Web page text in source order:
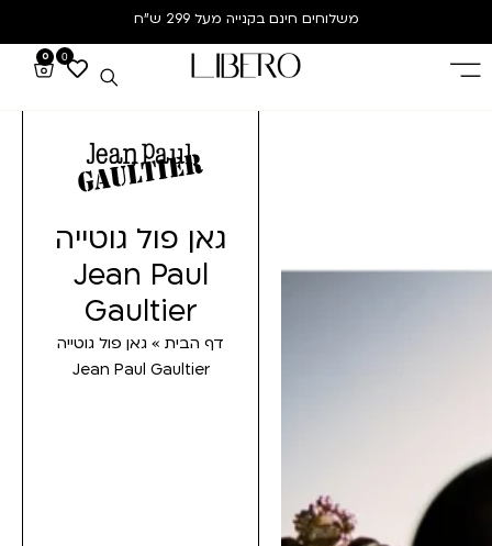
משלוחים חינם בקנייה מעל 299 ש”ח
0
גאן פול גוטייה
Jean Paul
Gaultier
דף הבית»גאן פול גוטייה
Jean Paul Gaultier